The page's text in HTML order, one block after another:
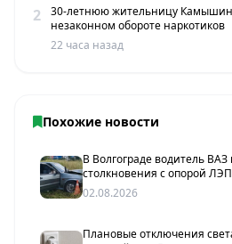
2
30-летнюю жительницу
незаконном обороте наркотиков
22 часа назад
Похожие новости
В Волгограде водитель ВАЗ
столкновения с опорой ЛЭП
02.08.2026
Плановые отключения